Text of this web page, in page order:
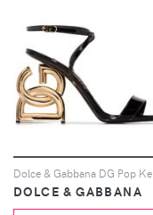
DOLCE & GABBANA